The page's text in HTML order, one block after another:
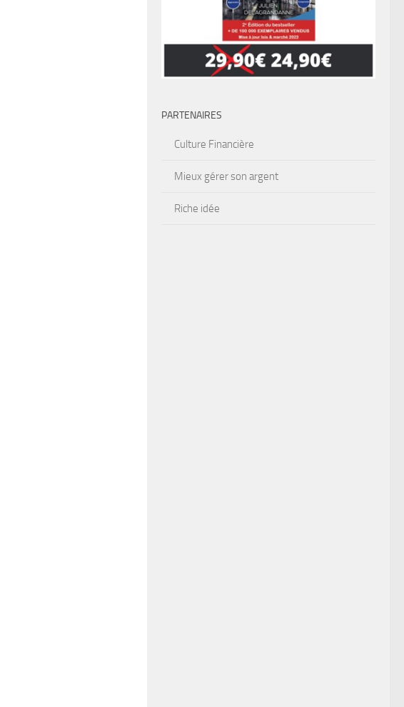
PARTENAIRES
Culture Financière
Mieux gérer son argent
Riche idée